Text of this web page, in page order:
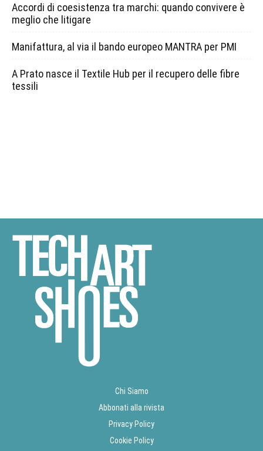
Accordi di coesistenza tra marchi: quando convivere è
meglio che litigare
Manifattura, al via il bando europeo MANTRA per PMI
A Prato nasce il Textile Hub per il recupero delle fibre
tessili
Chi Siamo
Abbonati alla rivista
Privacy Policy
Cookie Policy